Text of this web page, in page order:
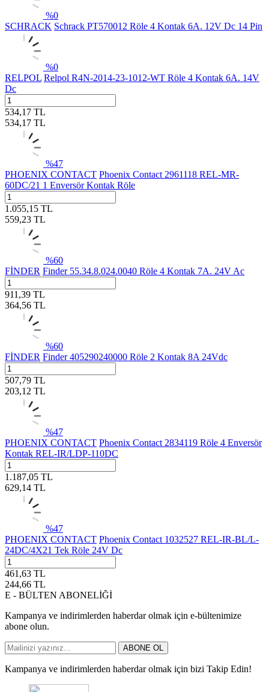
%0
SCHRACK Schrack PT570012 Röle 4 Kontak 6A. 12V Dc 14 Pin
%0
RELPOL Relpol R4N-2014-23-1012-WT Röle 4 Kontak 6A. 14V
Dc
534,17 TL
534,17 TL
%47
PHOENIX CONTACT Phoenix Contact 2961118 REL-MR-
60DC/21 1 Enversör Kontak Röle
1.055,15 TL
559,23 TL
%60
FİNDER Finder 55.34.8.024.0040 Röle 4 Kontak 7A. 24V Ac
911,39 TL
364,56 TL
%60
FİNDER Finder 405290240000 Röle 2 Kontak 8A 24Vdc
507,79 TL
203,12 TL
%47
PHOENIX CONTACT Phoenix Contact 2834119 Röle 4 Enversör
Kontak REL-IR/LDP-110DC
1.187,05 TL
629,14 TL
%47
PHOENIX CONTACT Phoenix Contact 1032527 REL-IR-BL/L-
24DC/4X21 Tek Röle 24V Dc
461,63 TL
244,66 TL
E - BÜLTEN ABONELİĞİ
Kampanya ve indirimlerden haberdar olmak için e-bültenimize
abone olun.
ABONE OL
Kampanya ve indirimlerden haberdar olmak için bizi Takip Edin!